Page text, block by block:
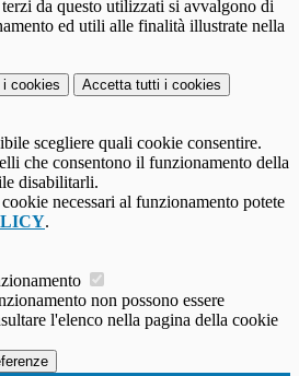
da questo utilizzati si avvalgono di
ed utili alle finalità illustrate nella
i cookies Accetta tutti i cookies
scegliere quali cookie consentire.
che consentono il funzionamento della
disabilitarli.
necessari al funzionamento potete
.
non possono essere
l'elenco nella pagina della cookie